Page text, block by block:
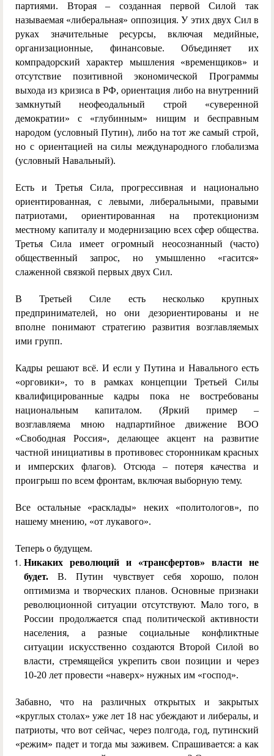
партиями. Вторая – созданная первой Силой так
называемая «либеральная» оппозиция. У этих двух Сил в
руках значительные ресурсы, включая медийные,
организационные, финансовые. Объединяет их
компрадорский характер мышления «временщиков» и
отсутствие позитивной экономической Программы
выхода из кризиса в РФ, ориентация либо на внутренний
замкнутый неофеодальный строй «суверенной
демократии» с «глубинным» нищим и бесправным
народом (условный Путин), либо на тот же самый строй,
но с ориентацией на силы международного глобализма
(условный Навальный).
Есть и Третья Сила, прогрессивная и национально
ориентированная, с левыми, либеральными, правыми
патриотами, ориентированная на протекционизм
местному капиталу и модернизацию всех сфер общества.
Третья Сила имеет огромный неосознанный (часто)
общественный запрос, но умышленно «гасится»
слаженной связкой первых двух Сил.
В Третьей Силе есть несколько крупных
предпринимателей, но они дезориентированы и не
вполне понимают стратегию развития возглавляемых
ими групп.
Кадры решают всё. И если у Путина и Навального есть
«орговики», то в рамках концепции Третьей Силы
квалифицированные кадры пока не востребованы
национальным капиталом. (Яркий пример –
возглавляема мною надпартийное движение ВОО
«Свободная Россия», делающее акцент на развитие
частной инициативы в противовес сторонникам красных
и имперских флагов). Отсюда – потеря качества и
проигрыш по всем фронтам, включая выборную тему.
Все остальные «расклады» неких «политологов», по
нашему мнению, «от лукавого».
Теперь о будущем.
Никаких революций и «трансфертов» власти не
будет.В. Путин чувствует себя хорошо, полон
оптимизма и творческих планов. Основные признаки
революционной ситуации отсутствуют. Мало того, в
России продолжается спад политической активности
населения, а разные социальные конфликтные
ситуации искусственно создаются Второй Силой во
власти, стремящейся укрепить свои позиции и через
10-20 лет провести «наверх» нужных им «господ».
Забавно, что на различных открытых и закрытых
«круглых столах» уже лет 18 нас убеждают и либералы, и
патриоты, что вот сейчас, через полгода, год, путинский
«режим» падет и тогда мы заживем. Спрашивается: а как